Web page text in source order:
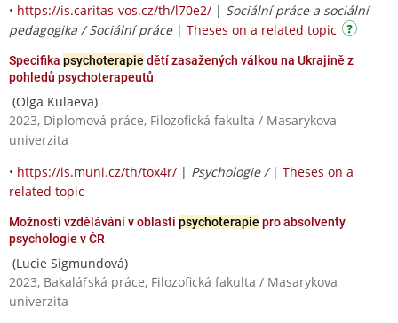
• https://is.caritas-vos.cz/th/l70e2/ | Sociální práce a sociální
pedagogika / Sociální práce| Theses on a related topic
Specifika psychoterapie dětí zasažených válkou na Ukrajině z
pohledů psychoterapeutů
(Olga Kulaeva)
2023, Diplomová práce, Filozofická fakulta / Masarykova
univerzita
• https://is.muni.cz/th/tox4r/ | Psychologie / | Theses on a
related topic
Možnosti vzdělávání v oblasti psychoterapie pro absolventy
psychologie v ČR
(Lucie Sigmundová)
2023, Bakalářská práce, Filozofická fakulta / Masarykova
univerzita